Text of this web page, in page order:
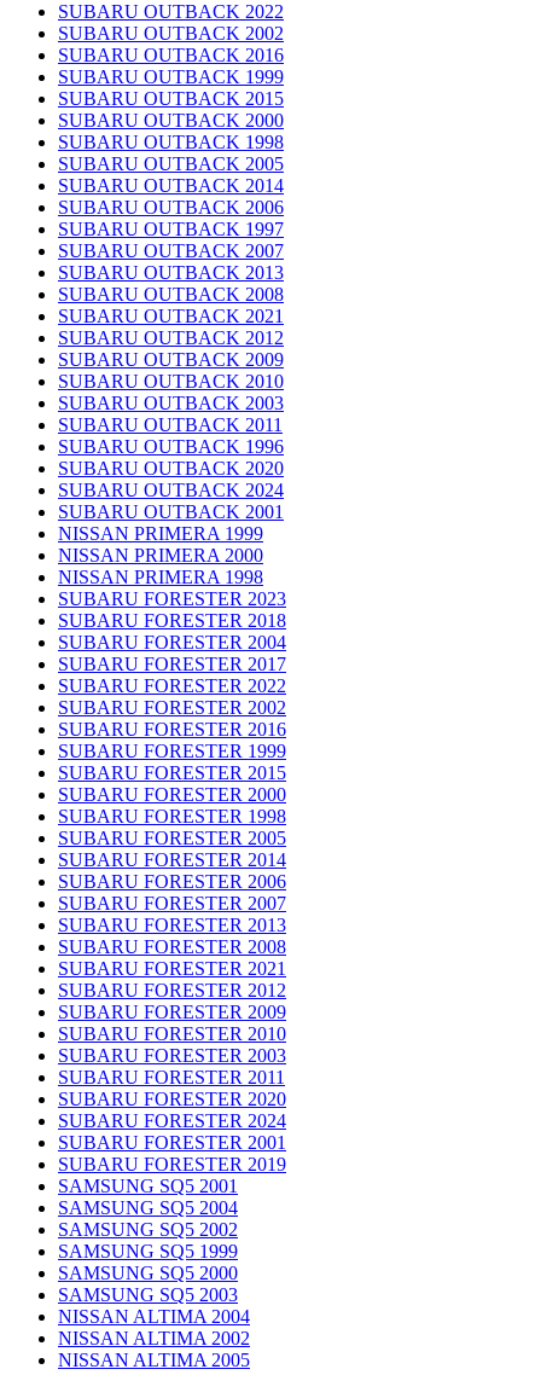
SUBARU OUTBACK 2022
SUBARU OUTBACK 2002
SUBARU OUTBACK 2016
SUBARU OUTBACK 1999
SUBARU OUTBACK 2015
SUBARU OUTBACK 2000
SUBARU OUTBACK 1998
SUBARU OUTBACK 2005
SUBARU OUTBACK 2014
SUBARU OUTBACK 2006
SUBARU OUTBACK 1997
SUBARU OUTBACK 2007
SUBARU OUTBACK 2013
SUBARU OUTBACK 2008
SUBARU OUTBACK 2021
SUBARU OUTBACK 2012
SUBARU OUTBACK 2009
SUBARU OUTBACK 2010
SUBARU OUTBACK 2003
SUBARU OUTBACK 2011
SUBARU OUTBACK 1996
SUBARU OUTBACK 2020
SUBARU OUTBACK 2024
SUBARU OUTBACK 2001
NISSAN PRIMERA 1999
NISSAN PRIMERA 2000
NISSAN PRIMERA 1998
SUBARU FORESTER 2023
SUBARU FORESTER 2018
SUBARU FORESTER 2004
SUBARU FORESTER 2017
SUBARU FORESTER 2022
SUBARU FORESTER 2002
SUBARU FORESTER 2016
SUBARU FORESTER 1999
SUBARU FORESTER 2015
SUBARU FORESTER 2000
SUBARU FORESTER 1998
SUBARU FORESTER 2005
SUBARU FORESTER 2014
SUBARU FORESTER 2006
SUBARU FORESTER 2007
SUBARU FORESTER 2013
SUBARU FORESTER 2008
SUBARU FORESTER 2021
SUBARU FORESTER 2012
SUBARU FORESTER 2009
SUBARU FORESTER 2010
SUBARU FORESTER 2003
SUBARU FORESTER 2011
SUBARU FORESTER 2020
SUBARU FORESTER 2024
SUBARU FORESTER 2001
SUBARU FORESTER 2019
SAMSUNG SQ5 2001
SAMSUNG SQ5 2004
SAMSUNG SQ5 2002
SAMSUNG SQ5 1999
SAMSUNG SQ5 2000
SAMSUNG SQ5 2003
NISSAN ALTIMA 2004
NISSAN ALTIMA 2002
NISSAN ALTIMA 2005